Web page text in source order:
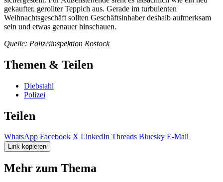
gekaufter, gerollter Teppich aus. Gerade im turbulenten
Weihnachtsgeschäft sollten Geschäftsinhaber deshalb aufmerksam
sein und etwas genauer hinschauen.
Quelle: Polizeiinspektion Rostock
Themen & Teilen
Diebstahl
Polizei
Teilen
WhatsApp Facebook X LinkedIn Threads Bluesky E-Mail
Link kopieren
Mehr zum Thema